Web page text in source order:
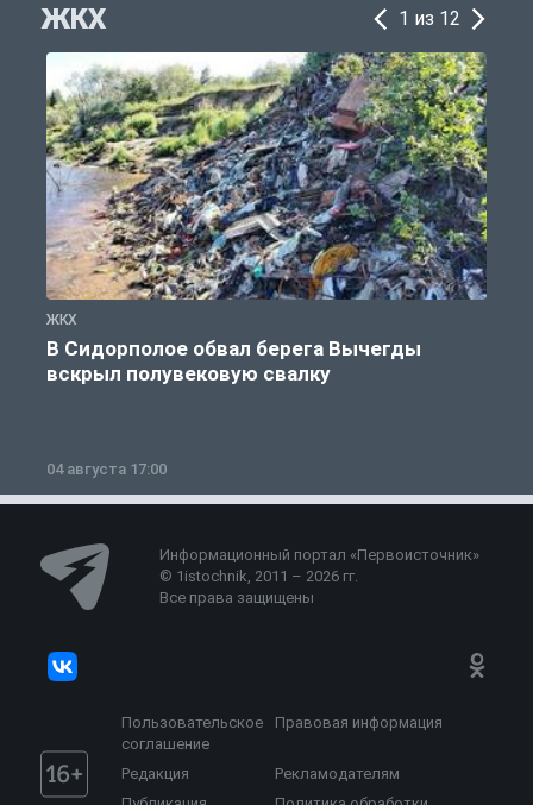
ЖКХ 1 из 12
ЖКХ
В Сидорполое обвал берега Вычегды
вскрыл полувековую свалку
04 августа 17:00
Информационный портал «Первоисточник»
© 1istochnik, 2011 – 2026 гг.
Все права защищены
Пользовательское
соглашение
Правовая информация
Редакция
Рекламодателям